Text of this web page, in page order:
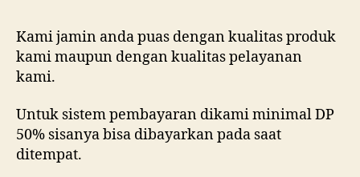
Kami jamin anda puas dengan kualitas produk
kami maupun dengan kualitas pelayanan
kami.
Untuk sistem pembayaran dikami minimal DP
50% sisanya bisa dibayarkan pada saat
ditempat.